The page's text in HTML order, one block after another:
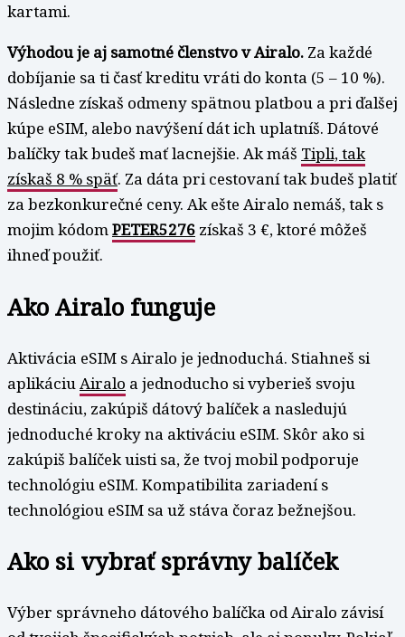
kartami.
Výhodou je aj samotné členstvo v Airalo. Za každé
dobíjanie sa ti časť kreditu vráti do konta (5 – 10 %).
Následne získaš odmeny spätnou platbou a pri ďalšej
kúpe eSIM, alebo navýšení dát ich uplatníš. Dátové
balíčky tak budeš mať lacnejšie. Ak máš Tipli, tak
získaš 8 % späť. Za dáta pri cestovaní tak budeš platiť
za bezkonkurečné ceny. Ak ešte Airalo nemáš, tak s
mojim kódomPETER5276 získaš 3 €, ktoré môžeš
ihneď použiť.
Ako Airalo funguje
Aktivácia eSIM s Airalo je jednoduchá. Stiahneš si
aplikáciuAiralo a jednoducho si vyberieš svoju
destináciu, zakúpiš dátový balíček a nasledujú
jednoduché kroky na aktiváciu eSIM. Skôr ako si
zakúpiš balíček uisti sa, že tvoj mobil podporuje
technológiu eSIM. Kompatibilita zariadení s
technológiou eSIM sa už stáva čoraz bežnejšou.
Ako si vybrať správny balíček
Výber správneho dátového balíčka od Airalo závisí